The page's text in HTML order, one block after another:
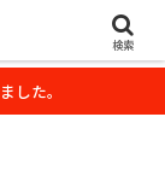
タルカメラ・カメ
たします。
した。
検索